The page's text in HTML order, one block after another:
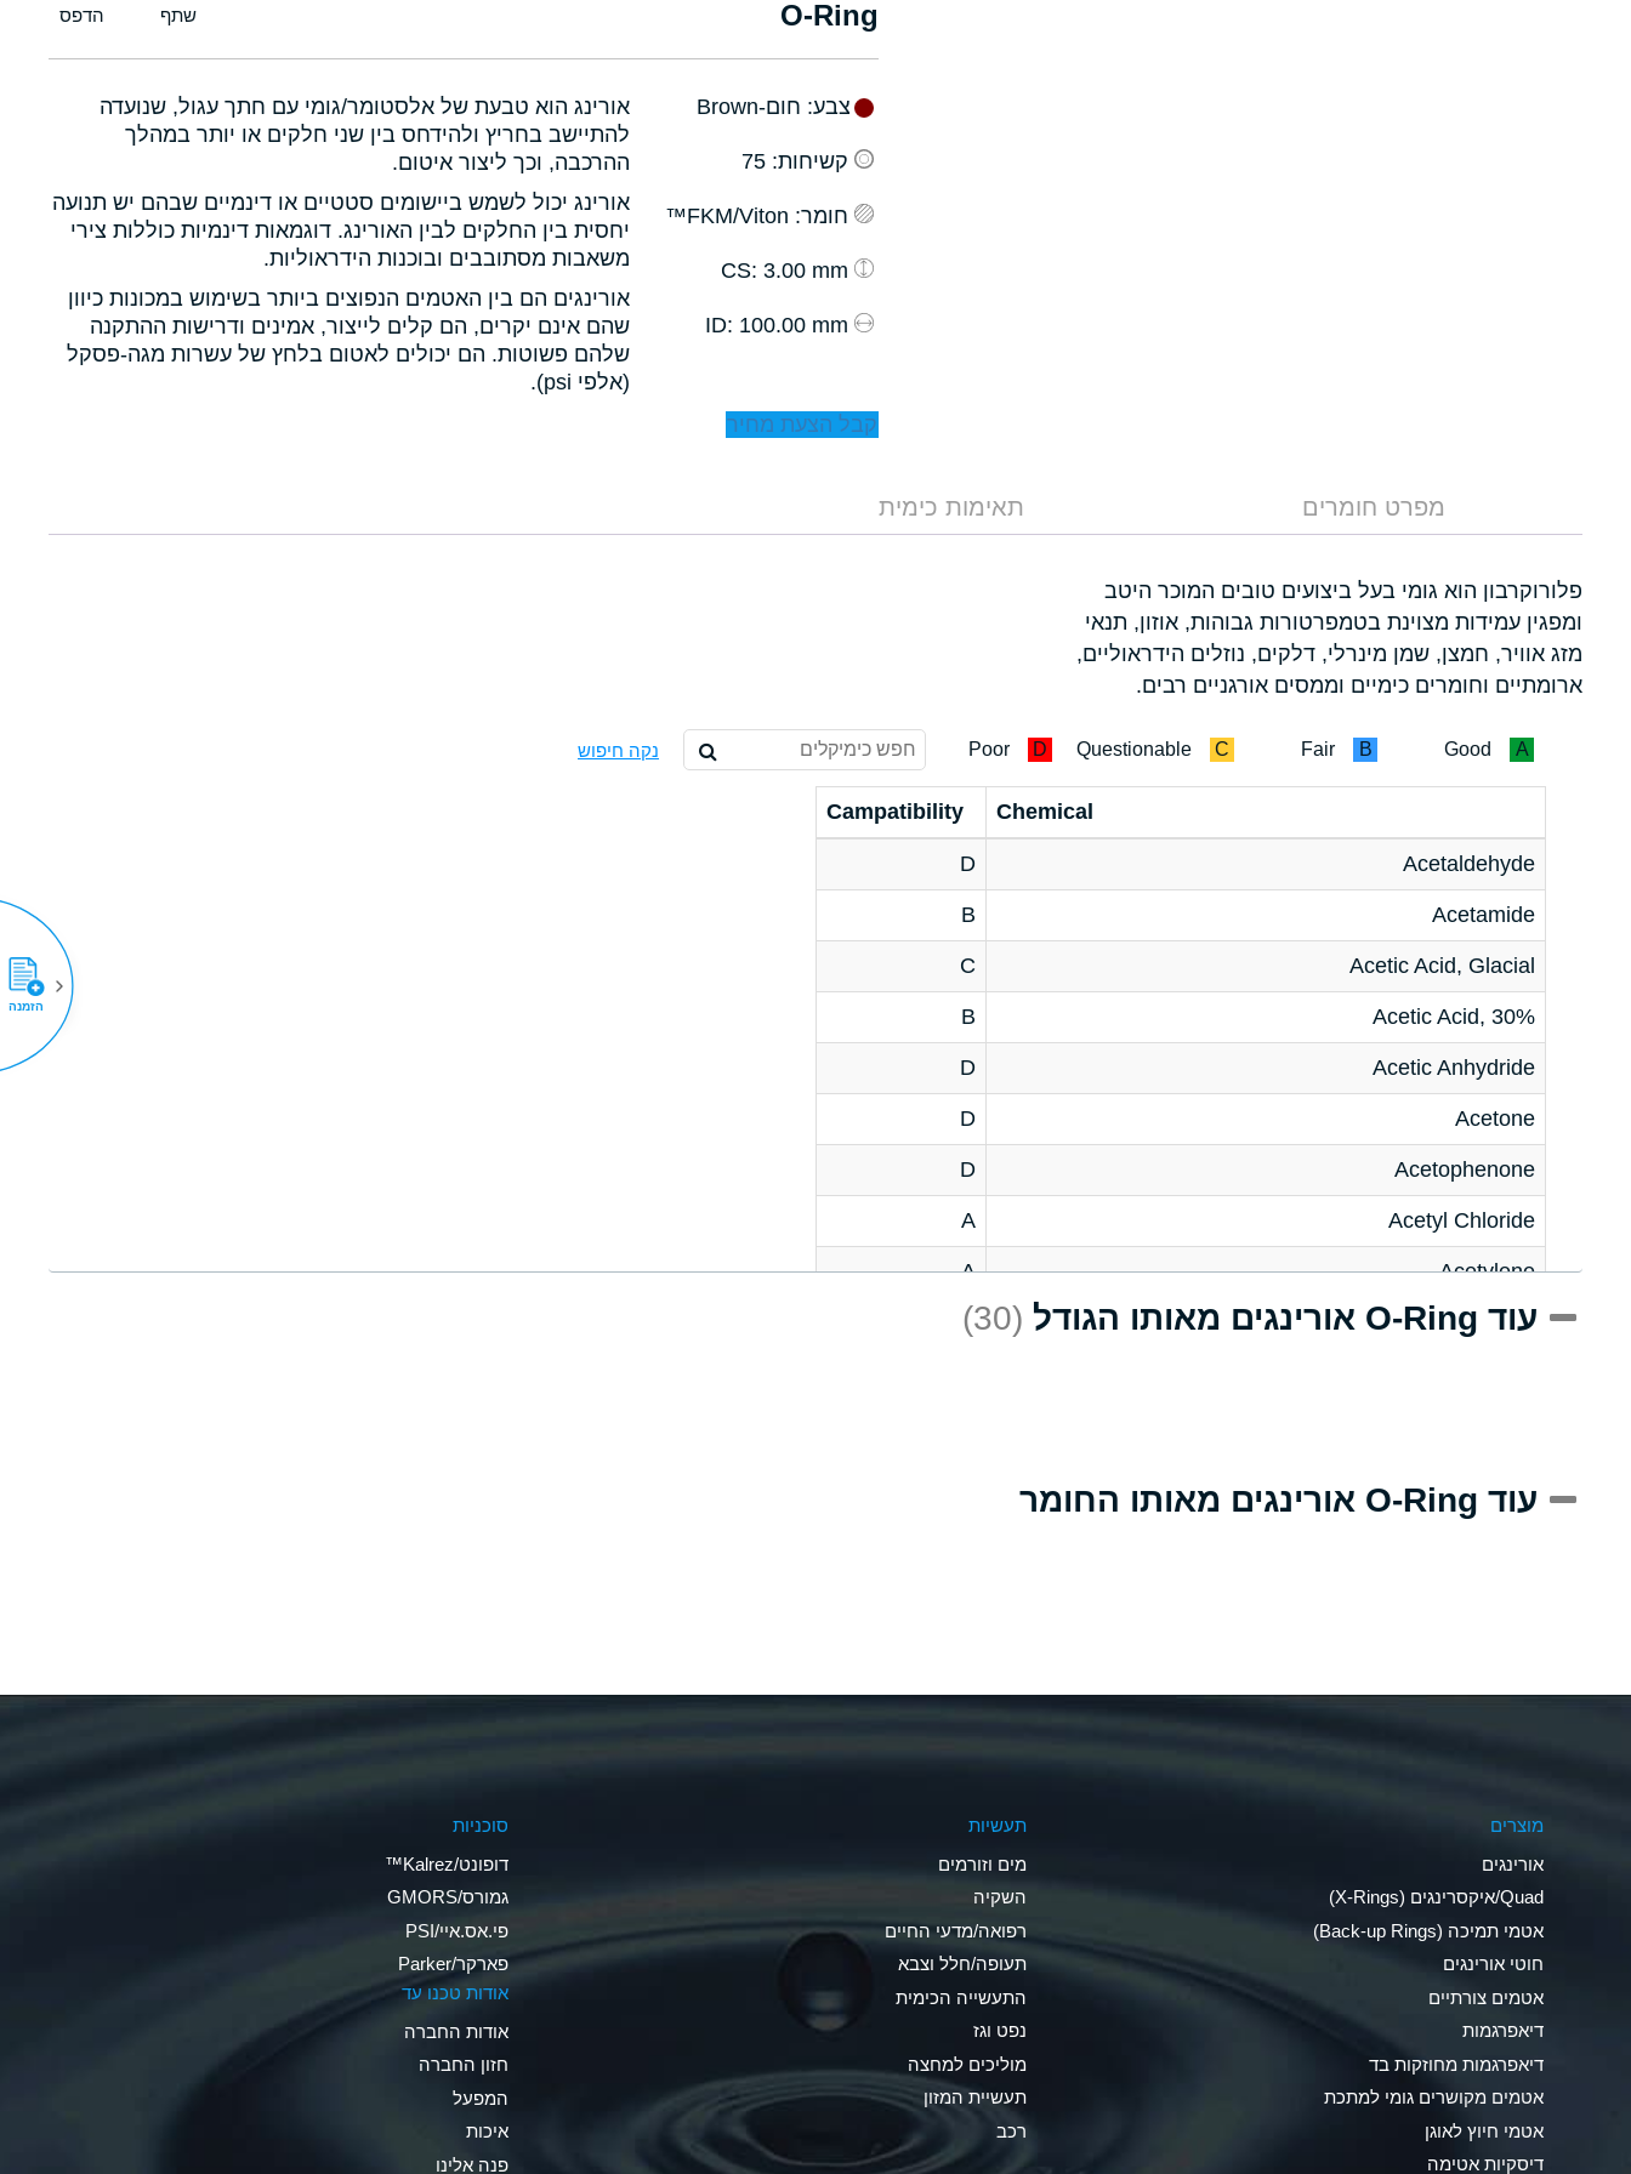
O-Ring
אורינג הוא טבעת של אלסטומר/גומי עם חתך עגול, שנועדה
להתיישב בחריץ ולהידחס בין שני חלקים או יותר במהלך
ההרכבה, וכך ליצור איטום.
אורינג יכול לשמש ביישומים סטטיים או דינמיים שבהם יש תנועה
יחסית בין החלקים לבין האורינג. דוגמאות דינמיות כוללות צירי
משאבות מסתובבים ובוכנות הידראוליות.
אורינגים הם בין האטמים הנפוצים ביותר בשימוש במכונות כיוון
שהם אינם יקרים, הם קלים לייצור, אמינים ודרישות ההתקנה
שלהם פשוטות. הם יכולים לאטום בלחץ של עשרות מגה-פסקל
(אלפי psi).
צבע: חום-Brown
קשיחות: 75
חומר: FKM/Viton™
: 3.00 mm
: 100.00 mm
קבל הצעת מחיר
מפרט חומרים תאימות כימית
פלורוקרבון הוא גומי בעל ביצועים טובים המוכר היטב
ומפגין עמידות מצוינת בטמפרטורות גבוהות, אוזון, תנאי
מזג אוויר, חמצן, שמן מינרלי, דלקים, נוזלים הידראוליים,
ארומתיים וחומרים כימיים וממסים אורגניים רבים.
A
Good
B
Fair
C
Questionable
D
Poor נקה חיפוש
Chemical
Campatibility
Acetaldehyde
D
Acetamide
B
Acetic Acid, Glacial
C
Acetic Acid, 30%
B
Acetic Anhydride
D
Acetone
D
Acetophenone
D
Acetyl Chloride
A
Acetylene
A
Acrlylonitrile
C
Aluminum Acetate (Aqueous)
Ammonia Anhydrous
D
Ammonia Gas (hot)
D
Ammonium Carbonate (Aqueous)
Ammonium Chloride (Aqueous)
A
Ammonium Hydroxide (conc.)
B
Ammonium Nitrate (Aqueous)
עוד O-Ring אורינגים מאותו הגודל (30)
עוד O-Ring אורינגים מאותו החומר
מוצרים
אורינגים
Quad/איקסרינגים (X-Rings)
אטמי תמיכה (Back-up Rings)
חוטי אורינגים
אטמים צורתיים
דיאפרגמות
דיאפרגמות מחוזקות בד
אטמים מקושרים גומי למתכת
אטמי חיוץ לאוגן
דיסקיות אטימה
תעשיות
מים וזורמים
השקיה
רפואה/מדעי החיים
תעופה/חלל וצבא
התעשייה הכימית
נפט וגז
מוליכים למחצה
תעשיית המזון
רכב
סוכניות
דופונט/Kalrez™
גמורס/GMORS
פי.אס.איי/PSI
פארקר/Parker
אודות טכנו עד
אודות החברה
חזון החברה
המפעל
איכות
פנה אלינו
הזמנה